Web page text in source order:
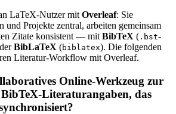
LaTeX-Nutzer mit Overleaf: Sie
und Projekte zentral, arbeiten gemeinsam
Zitate konsistent — mit BibTeX ( .bst-
BibLaTeX (biblatex). Die folgenden
Literatur-Workflow mit Overleaf.
Online-Werkzeug zur
Literaturangaben, das